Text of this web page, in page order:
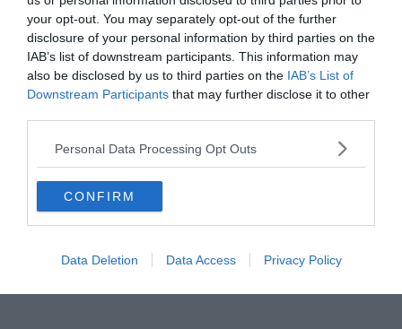
your opt-out. You may separately opt-out of the further
disclosure of your personal information by third parties on the
IAB’s list of downstream participants. This information may
also be disclosed by us to third parties on the IAB’s List of
Downstream Participants that may further disclose it to other
Personal Data Processing Opt Outs
CONFIRM
Data Deletion Data Access Privacy Policy
AS ROMA AC MILAN ÁTIGAZOLÁSI HÍREK SERIE A
2019.07.13. Tamas
A Milan szélsőjét, Suso-t akarja
az AS Roma
A Sky Sport Italia értesülései szerint az AS Roma szeretné leigazolni
az AC Milan szélsőjét, Suso-t, akinek 40 millió euró a kivásárlási